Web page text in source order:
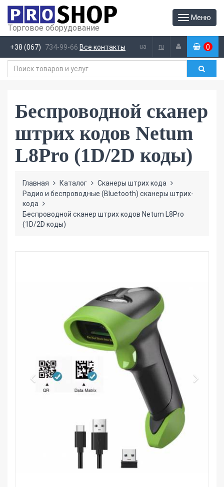
Меню
Торговое оборудование
+38 (067) 734-99-66 Все контакты ua ru (0 )
Беспроводной сканер
штрих кодов Netum
L8Pro (1D/2D коды)
Главная Каталог
Сканеры штрих кода
Радио и беспроводные (Bluetooth) сканеры штрих-
кода
Беспроводной сканер штрих кодов Netum L8Pro
(1D/2D коды)